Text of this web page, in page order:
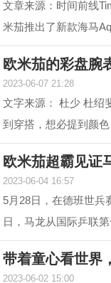
文章来源：时间前线
米茄推出了新款海马
下简称，海马AT)。虽
时，之前在2017年就...
欧米茄的彩盘腕
2023-06-07 21:28
文字来源： 杜少 杜绍
到穿搭，想必提到颜
道 黑白灰，向来是男
就如姑娘往往形容一...
欧米茄超霸见证
2023-06-04 16:57
5月28日，在德班世兵
日，马龙从国际乒联
协主席刘国梁的手中
杯，这是对他从2015...
带着童心看世界
2023-06-02 15:00